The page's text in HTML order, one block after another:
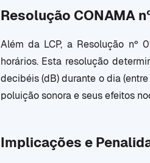
Resolução CONAMA
Além da LCP, a Resolução nº
horários. Esta resolução
decibéis (dB) durante o dia
poluição sonora e seus efeitos
Implicações e